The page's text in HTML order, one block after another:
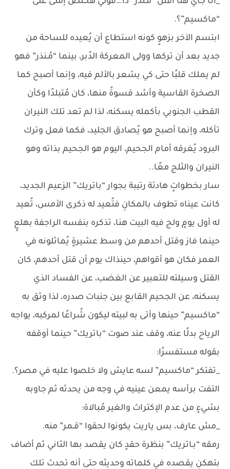
“ماكسيم”؟.
ابتسم الآخر بزهوٍ كونه استطاع أن يُعيده للساحة من
جديد بعد أن تركها وولى المعركة الدُبر، بينما “مُـنذر” فهو
لم يملك قلبًا حتى كي يشعر بالألم فيه، وإنما أصبح كما
الصخرة القاسية وأشد قسوةً منها، كان مُتبلدًا وكأن
القطب الجنوبي بأكمله يسكنه، لذا لم تعد تلك النيران
تأكله، وإنما أصبح هو يُصادق الجليد، فكما فعل وترك
البرود يُغرقه أمام الجحيم، اليوم هو الجحيم بذاته وهو
النيران والثلج معًا..
سار بخطواتٍ هادئة رتيبة بجوار “باتريك” الزعيم الجديد،
كانت عيناه تطوف بالمكانِ فتُعيد له ذكرى الأمس، تُعيد
له أول يومٍ ولج فيه البيت هنا، تذكره بنفسه الراجفة بهلعٍ
حينما فاز وقتل أحدهم من وسط عشيرةٍ يُماثلونه في
العمر فكان هو أقواهم، حينذاك يوم أن قتل أحدهم، كان
القتل وسيلته للتعبير عن الغضب، عن الفساد الذي
يسكنه، عن الجحيم القابع بين جنبات صدره، لذا وثق به
“ماكسيم” حينها وأتى به لبيته ليكون شُراعًا لمركبه، يواجه
الرياح بدلًا عنه، وقف عند صوت “باتريك” حينما أوقفه
بقوله مستفسرًا:
_تفتكر “ماكسيم” لسه عايش ولا خلصوا عليه في مصر؟.
التفت برأسه يمعن عينيه في وجه من يحدثه ثم جاوبه
بشيءٍ من عدم الإكتراث والغير مُبالاة:
_مش عارف، بس ياريت يكونوا لحقوا “قـمر” منه.
رمقه “بـاتريك” بنظرة حقدٍ كان يقصد بها الثاني ثم أضاف
بتهكنٍ يقصده في كلماته وحديثه حتى أنه تحدث تلك